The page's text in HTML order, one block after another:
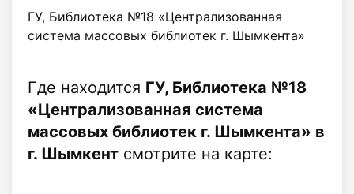
ГУ, Библиотека №18 «Централизованная
система массовых библиотек г. Шымкента»
Где находится ГУ, Библиотека №18
«Централизованная система
массовых библиотек г. Шымкента» в
г. Шымкент смотрите на карте: